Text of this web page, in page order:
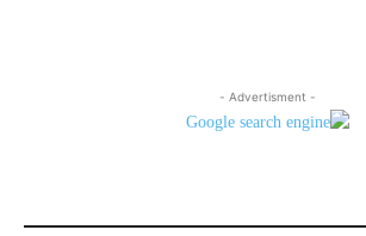
- Advertisment -